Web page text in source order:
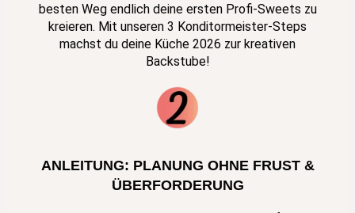
besten Weg endlich deine ersten Profi-Sweets zu
kreieren. Mit unseren 3 Konditormeister-Steps
machst du deine Küche 2026 zur kreativen
Backstube!
ANLEITUNG: PLANUNG OHNE FRUST &
ÜBERFORDERUNG